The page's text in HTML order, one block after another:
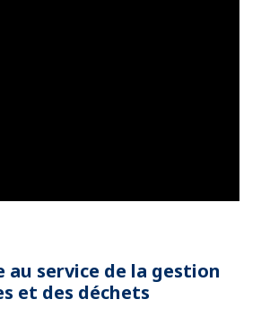
au service de la gestion
et des déchets